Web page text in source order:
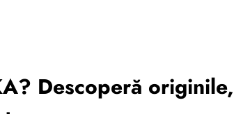
Descoperă originile,